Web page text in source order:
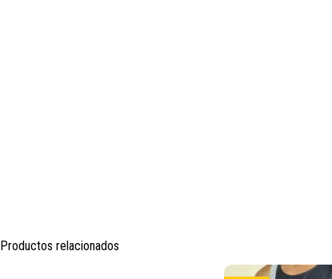
Productos relacionados